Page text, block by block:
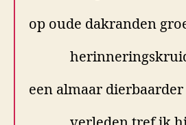
op oude dakranden
een almaar dierbaarder